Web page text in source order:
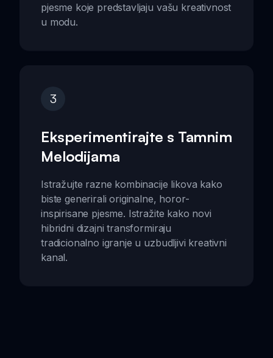
pjesme koje predstavljaju vašu kreativnost
u modu.
3
Eksperimentirajte s Tamnim
Melodijama
Istražujte razne kombinacije likova kako
biste generirali originalne, horor-
inspirisane pjesme. Istražite kako novi
hibridni dizajni transformiraju
tradicionalno igranje u uzbudljivi kreativni
kanal.